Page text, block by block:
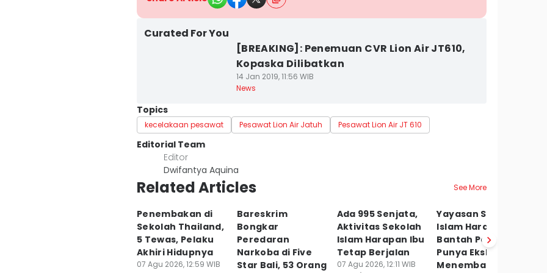
Curated For You
[BREAKING]: Penemuan CVR Lion Air JT610,
Kopaska Dilibatkan
14 Jan 2019, 11:56 WIB
News
Topics
kecelakaan pesawat Pesawat Lion Air Jatuh Pesawat Lion Air JT 610
Editorial Team
Editor
Dwifantya Aquina
Related Articles See More
Penembakan di
Sekolah Thailand,
5 Tewas, Pelaku
Akhiri Hidupnya
07 Agu 2026, 12:59 WIB
Bareskrim
Bongkar
Peredaran
Narkoba di Five
Star Bali, 53 Orang
Ada 995 Senjata,
Aktivitas Sekolah
Islam Harapan Ibu
Tetap Berjalan
07 Agu 2026, 12:11 WIB
Yayasan Sekolah
Islam Harapan Ibu
Bantah Pernah
Punya Ekskul
Menembak